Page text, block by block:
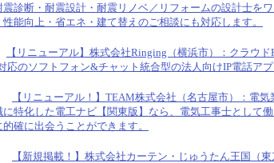
震診断・耐震設計・耐震リノベ／リフォームの設計士を
性能向上・省エネ・建て替えのご相談にも対応します。
【リニューアル】株式会社Ringing（横浜市）：クラウド
応のソフトフォン&チャット統合型の法人向けIP電話アプ
【リニューアル！】TEAM株式会社（名古屋市）：電気
に特化した電工ナビ【関東版】なら、電気工事士として
確に出会うことができます。
【新規掲載！】株式会社カーテン・じゅうたん王国（